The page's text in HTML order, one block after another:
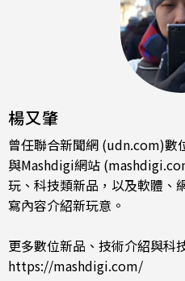
楊又肇
曾任聯合新聞網 (udn.com)數
與Mashdigi網站
玩、科技類新品，以及軟體、
寫內容介紹新玩意。
更多數位新品、技術介紹與科
https://mashdigi.com/